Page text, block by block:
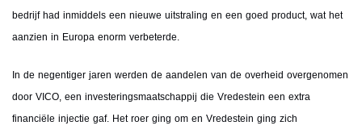
bedrijf had inmiddels een nieuwe uitstraling en een goed product, wat het
aanzien in Europa enorm verbeterde.
In de negentiger jaren werden de aandelen van de overheid overgenomen
door VICO, een investeringsmaatschappij die Vredestein een extra
financiële injectie gaf. Het roer ging om en Vredestein ging zich